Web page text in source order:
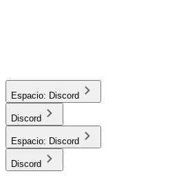
Espacio: Discord
Discord
Espacio: Discord
Discord